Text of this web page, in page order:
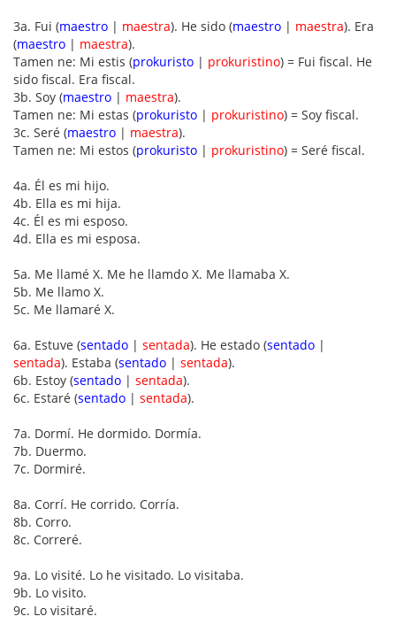
3a. Fui (maestro | maestra). He sido (maestro | maestra). Era
(maestro | maestra).
Tamen ne: Mi estis (prokuristo | prokuristino) = Fui fiscal. He
sido fiscal. Era fiscal.
3b. Soy (maestro | maestra).
Tamen ne: Mi estas (prokuristo | prokuristino) = Soy fiscal.
3c. Seré (maestro | maestra).
Tamen ne: Mi estos (prokuristo | prokuristino) = Seré fiscal.
4a. Él es mi hijo.
4b. Ella es mi hija.
4c. Él es mi esposo.
4d. Ella es mi esposa.
5a. Me llamé X. Me he llamdo X. Me llamaba X.
5b. Me llamo X.
5c. Me llamaré X.
6a. Estuve (sentado | sentada). He estado (sentado |
sentada). Estaba (sentado | sentada).
6b. Estoy (sentado | sentada).
6c. Estaré (sentado | sentada).
7a. Dormí. He dormido. Dormía.
7b. Duermo.
7c. Dormiré.
8a. Corrí. He corrido. Corría.
8b. Corro.
8c. Correré.
9a. Lo visité. Lo he visitado. Lo visitaba.
9b. Lo visito.
9c. Lo visitaré.